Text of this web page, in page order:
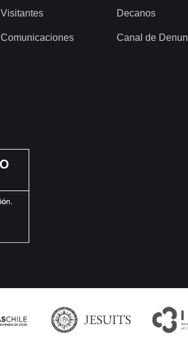
Visitantes
Comunicaciones
Decanos
Canal de